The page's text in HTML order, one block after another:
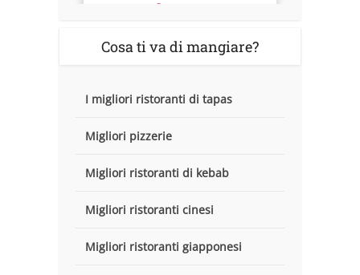
Cosa ti va di mangiare?
I migliori ristoranti di tapas
Migliori pizzerie
Migliori ristoranti di kebab
Migliori ristoranti cinesi
Migliori ristoranti giapponesi